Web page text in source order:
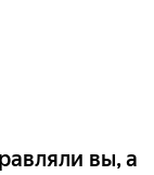
вы, а